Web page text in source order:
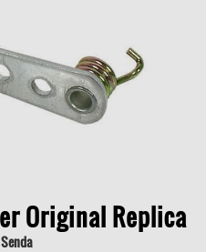
Original Replica